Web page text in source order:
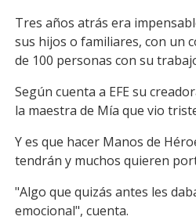
WhatsApp
Email
Copy
Tres años atrás era
sus hijos o familiares, con un
de 100 personas con su
Según cuenta a EFE su
la maestra de Mía que vio
Y es que hacer Manos de
tendrán y muchos quieren
"Algo que quizás antes les
emocional", cuenta.